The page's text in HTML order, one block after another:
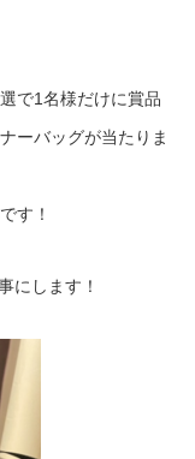
で1名様だけに賞品
ーバッグが当たりま
す！
にします！